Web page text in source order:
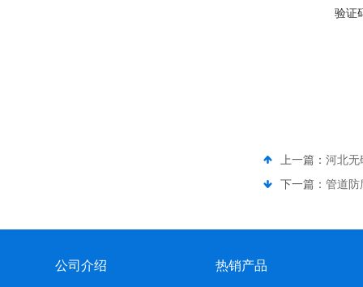
验证
上一篇： 河北无
下一篇： 管道防
公司介绍 热销产品